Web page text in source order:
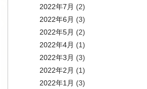
2022年7月 (2)
2022年6月 (3)
2022年5月 (2)
2022年4月 (1)
2022年3月 (3)
2022年2月 (1)
2022年1月 (3)